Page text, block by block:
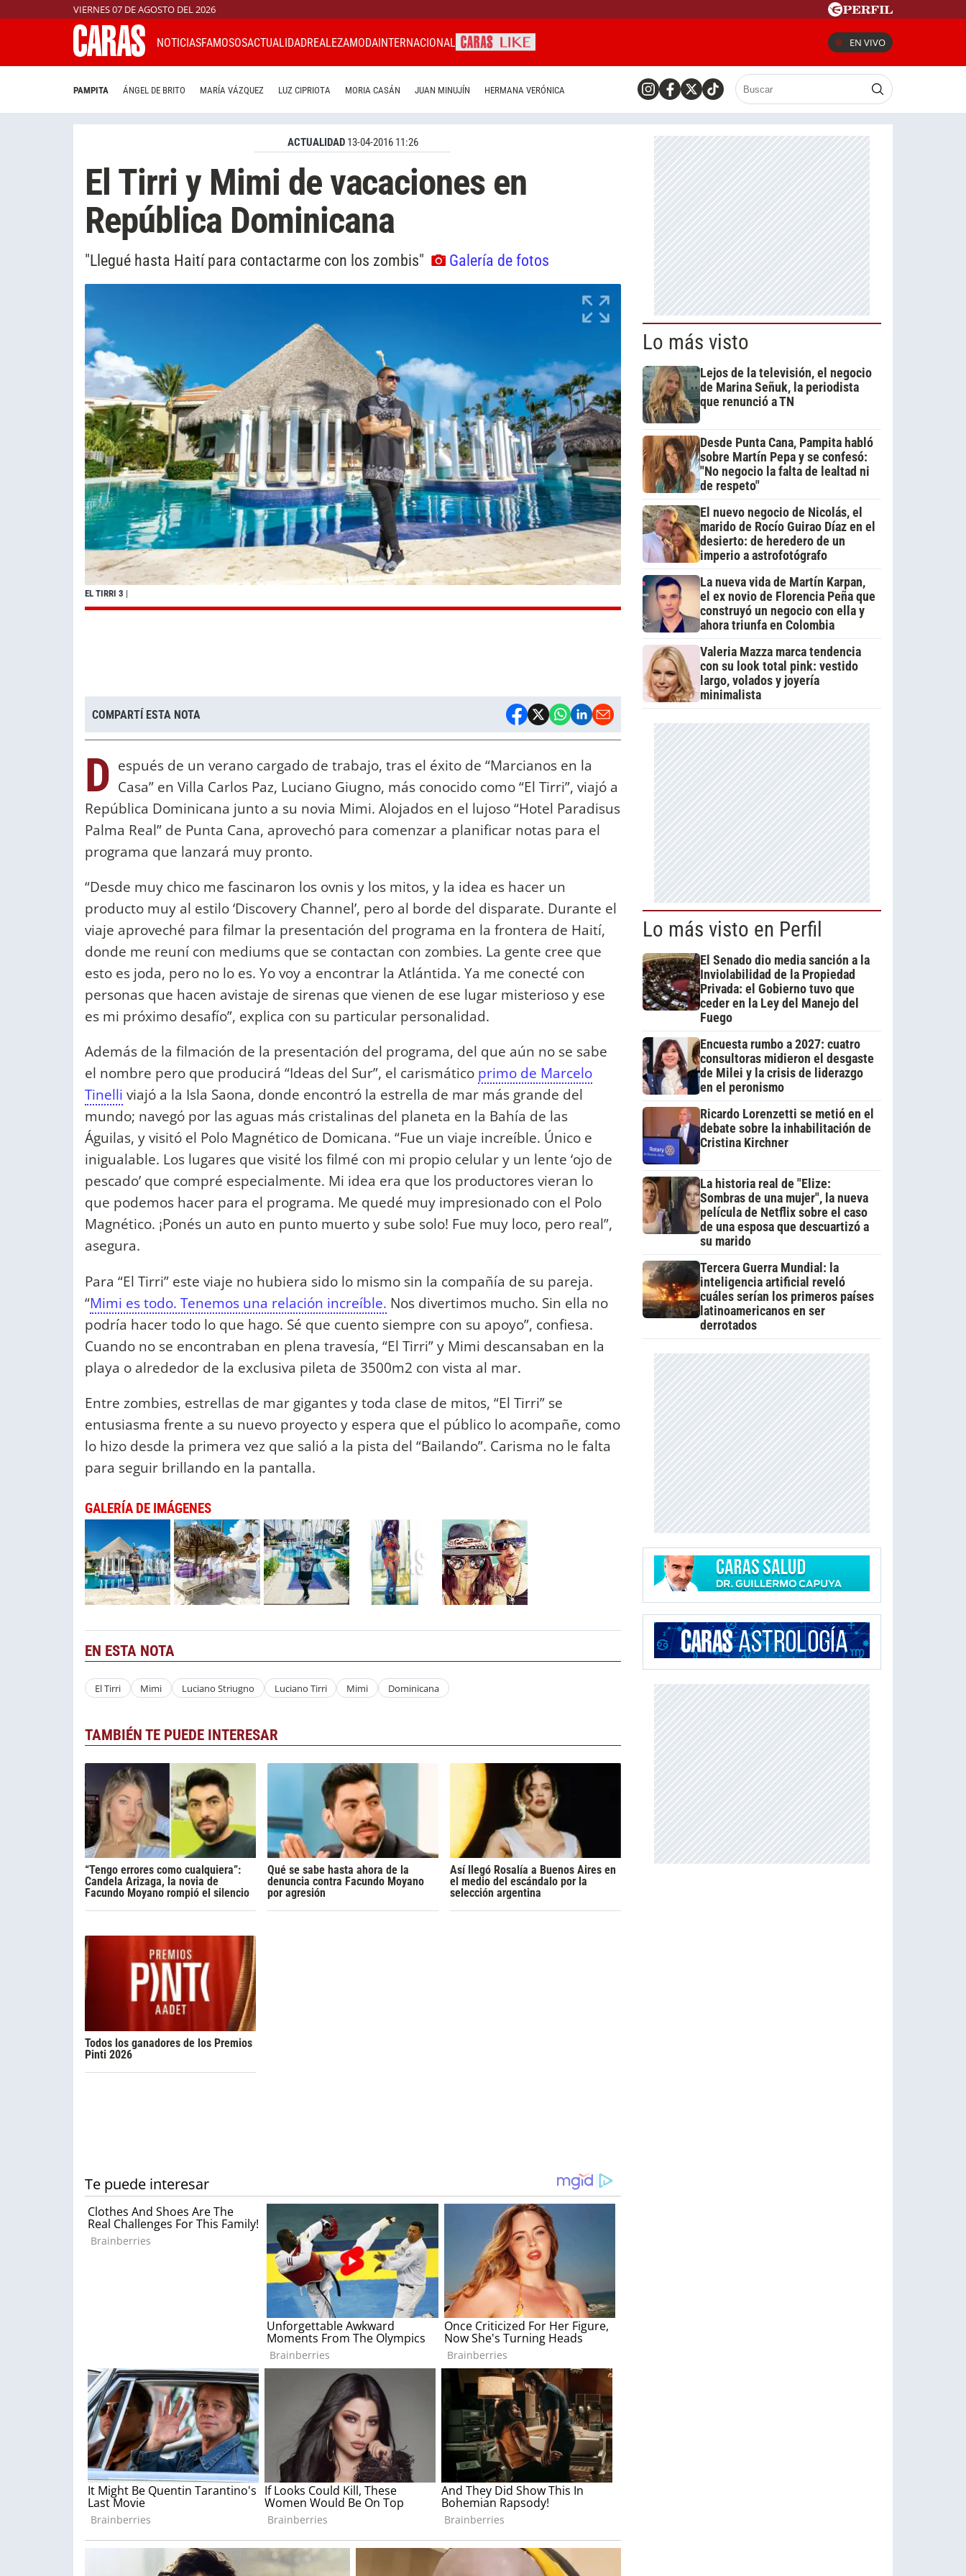
VIERNES 07 DE AGOSTO DEL 2026
NOTICIASFAMOSOSACTUALIDADREALEZAMODAINTERNACIONAL EN VIVO
PAMPITA ÁNGEL DE BRITO MARÍA VÁZQUEZ LUZ CIPRIOTA MORIA CASÁN JUAN MINUJÍN HERMANA VERÓNICA
ACTUALIDAD 13-04-2016 11:26
El Tirri y Mimi de vacaciones en
República Dominicana
"Llegué hasta Haití para contactarme con los zombis" Galería de fotos
EL TIRRI 3 |
COMPARTÍ ESTA NOTA
D espués de un verano cargado de trabajo, tras el éxito de “Marcianos en la
Casa” en Villa Carlos Paz, Luciano Giugno, más conocido como “El Tirri”, viajó a
República Dominicana junto a su novia Mimi. Alojados en el lujoso “Hotel Paradisus
Palma Real” de Punta Cana, aprovechó para comenzar a planificar notas para el
programa que lanzará muy pronto.
“Desde muy chico me fascinaron los ovnis y los mitos, y la idea es hacer un
producto muy al estilo ‘Discovery Channel’, pero al borde del disparate. Durante el
viaje aproveché para filmar la presentación del programa en la frontera de Haití,
donde me reuní con mediums que se contactan con zombies. La gente cree que
esto es joda, pero no lo es. Yo voy a encontrar la Atlántida. Ya me conecté con
personas que hacen avistaje de sirenas que vienen de ese lugar misterioso y ese
es mi próximo desafío”, explica con su particular personalidad.
Además de la filmación de la presentación del programa, del que aún no se sabe
el nombre pero que producirá “Ideas del Sur”, el carismático primo de Marcelo
Tinelli viajó a la Isla Saona, donde encontró la estrella de mar más grande del
mundo; navegó por las aguas más cristalinas del planeta en la Bahía de las
Águilas, y visitó el Polo Magnético de Domicana. “Fue un viaje increíble. Único e
inigualable. Los lugares que visité los filmé con mi propio celular y un lente ‘ojo de
pescado’ que compré especialmente. Mi idea era que los productores vieran lo
que podemos hacer para el programa. Me quedé muy impresionado con el Polo
Magnético. ¡Ponés un auto en punto muerto y sube solo! Fue muy loco, pero real”,
asegura.
Para “El Tirri” este viaje no hubiera sido lo mismo sin la compañía de su pareja.
“Mimi es todo. Tenemos una relación increíble. Nos divertimos mucho. Sin ella no
podría hacer todo lo que hago. Sé que cuento siempre con su apoyo”, confiesa.
Cuando no se encontraban en plena travesía, “El Tirri” y Mimi descansaban en la
playa o alrededor de la exclusiva pileta de 3500m2 con vista al mar.
Entre zombies, estrellas de mar gigantes y toda clase de mitos, “El Tirri” se
entusiasma frente a su nuevo proyecto y espera que el público lo acompañe, como
lo hizo desde la primera vez que salió a la pista del “Bailando”. Carisma no le falta
para seguir brillando en la pantalla.
GALERÍA DE IMÁGENES
EN ESTA NOTA
El Tirri Mimi Luciano Striugno Luciano Tirri Mimi Dominicana
TAMBIÉN TE PUEDE INTERESAR
“Tengo errores como cualquiera”:
Candela Arizaga, la novia de
Facundo Moyano rompió el silencio
Qué se sabe hasta ahora de la
denuncia contra Facundo Moyano
por agresión
Así llegó Rosalía a Buenos Aires en
el medio del escándalo por la
selección argentina
Todos los ganadores de los Premios
Pinti 2026
Lo más visto
Lejos de la televisión, el negocio
de Marina Señuk, la periodista
que renunció a TN
Desde Punta Cana, Pampita habló
sobre Martín Pepa y se confesó:
"No negocio la falta de lealtad ni
de respeto"
El nuevo negocio de Nicolás, el
marido de Rocío Guirao Díaz en el
desierto: de heredero de un
imperio a astrofotógrafo
La nueva vida de Martín Karpan,
el ex novio de Florencia Peña que
construyó un negocio con ella y
ahora triunfa en Colombia
Valeria Mazza marca tendencia
con su look total pink: vestido
largo, volados y joyería
minimalista
Lo más visto en Perfil
El Senado dio media sanción a la
Inviolabilidad de la Propiedad
Privada: el Gobierno tuvo que
ceder en la Ley del Manejo del
Fuego
Encuesta rumbo a 2027: cuatro
consultoras midieron el desgaste
de Milei y la crisis de liderazgo
en el peronismo
Ricardo Lorenzetti se metió en el
debate sobre la inhabilitación de
Cristina Kirchner
La historia real de "Elize:
Sombras de una mujer", la nueva
película de Netflix sobre el caso
de una esposa que descuartizó a
su marido
Tercera Guerra Mundial: la
inteligencia artificial reveló
cuáles serían los primeros países
latinoamericanos en ser
derrotados